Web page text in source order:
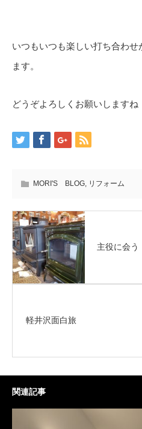
いつもいつも楽しい打ち合わ
ます。
どうぞよろしくお願いしますね
MORI'S BLOG, リフォーム
主役に会う
軽井沢面白旅
関連記事